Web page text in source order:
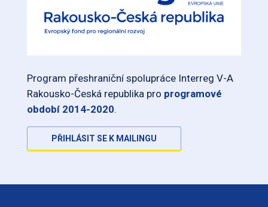
Program přeshraniční spolupráce Interreg V-A
Rakousko-Česká republika pro programové
období 2014-2020.
PŘIHLÁSIT SE K MAILINGU